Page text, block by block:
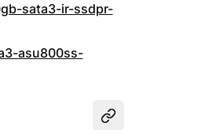
sata3-ir-ssdpr-
asu800ss-
Udostępnij